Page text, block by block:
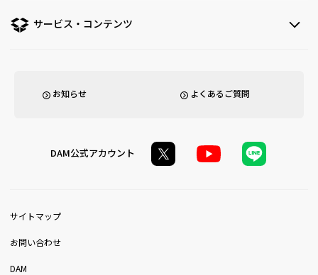
サービス・コンテンツ
お知らせ よくあるご質問
DAM公式アカウント
サイトマップ
お問い合わせ
DAM